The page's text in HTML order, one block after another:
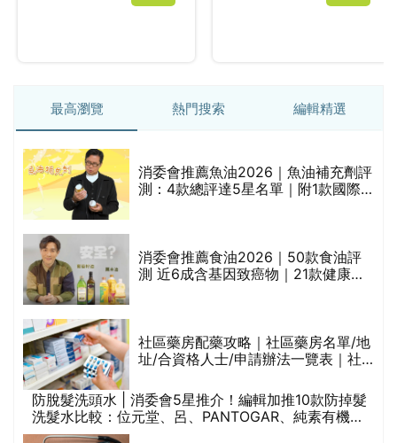
最高瀏覽 熱門搜索 編輯精選
消委會推薦魚油2026｜魚油補充劑評
測：4款總評達5星名單｜附1款國際
消委會推薦食油2026｜50款食油評
測 近6成含基因致癌物｜21款健康煮
社區藥房配藥攻略｜社區藥房名單/地
址/合資格人士/申請辦法一覽表｜社
劃？（持續更新）
防脫髮洗頭水 | 消委會5星推介！編輯加推10款防掉髮
洗髮水比較：位元堂、呂、PANTOGAR、純素有機、
咖啡因洗髮水